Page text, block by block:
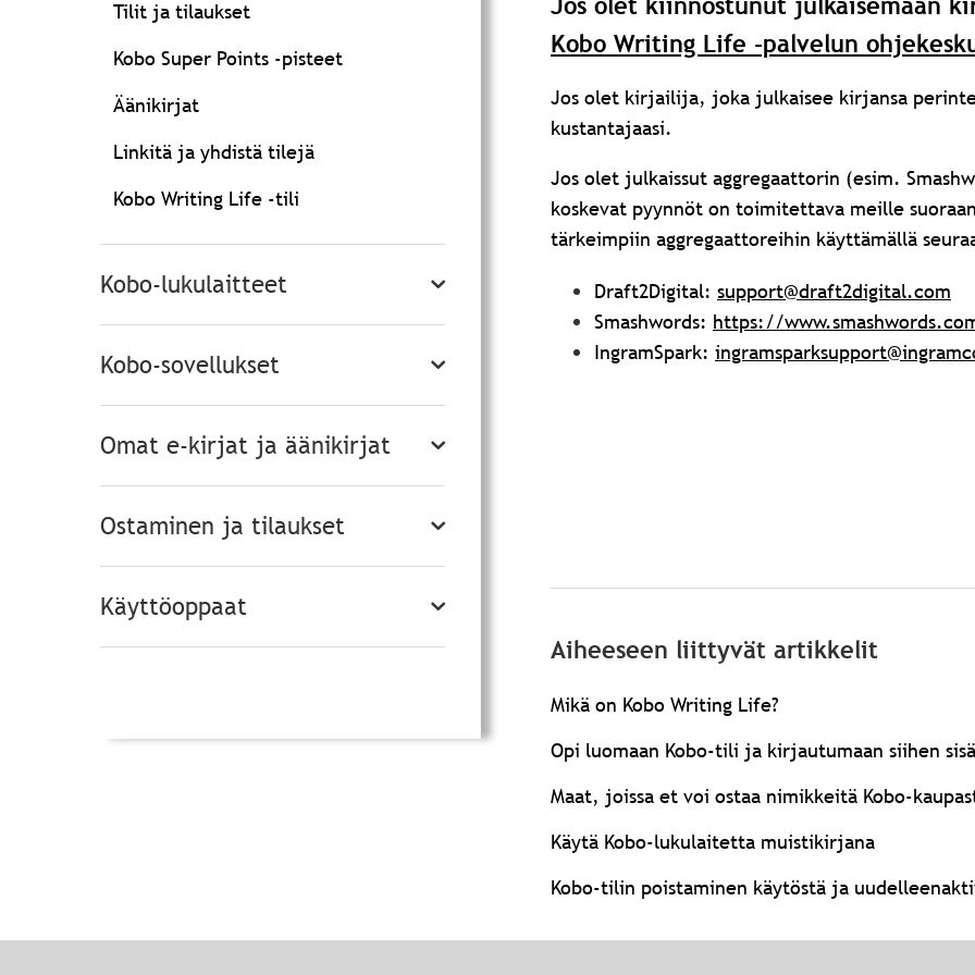
Tilit ja tilaukset
Kobo Super Points -pisteet
Äänikirjat
Linkitä ja yhdistä tilejä
Kobo Writing Life -tili
Kobo-lukulaitteet
Kobo-sovellukset
Omat e-kirjat ja äänikirjat
Ostaminen ja tilaukset
Käyttöoppaat
Jos olet kiinnostunut julkaisemaan
Kobo Writing Life -palvelun
Jos olet kirjailija, joka julkaisee kirjansa
kustantajaasi.
Jos olet julkaissut aggregaattorin (esim.
koskevat pyynnöt on toimitettava meille
tärkeimpiin aggregaattoreihin käyttämällä
Draft2Digital: support@draft2digital.com
Smashwords: https://
IngramSpark:
Aiheeseen liittyvät artikkelit
Mikä on Kobo Writing Life?
Opi luomaan Kobo-tili ja kirjautumaan siihen
Maat, joissa et voi ostaa nimikkeitä Kobo-
Käytä Kobo-lukulaitetta muistikirjana
Kobo-tilin poistaminen käytöstä ja